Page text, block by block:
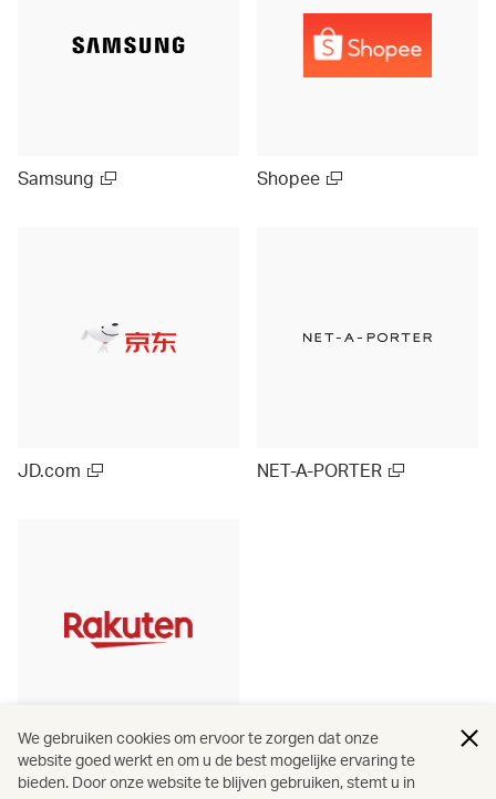
Samsung Shopee
JD.com NET-A-PORTER
Rakuten Ichiba (Japan)
We gebruiken cookies om ervoor te zorgen dat onze
website goed werkt en om u de best mogelijke ervaring te
bieden. Door onze website te blijven gebruiken, stemt u in